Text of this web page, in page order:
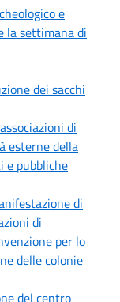
e
la settimana di
dei sacchi
di
esterne della
e pubbliche
di
di
per lo
delle colonie
del centro